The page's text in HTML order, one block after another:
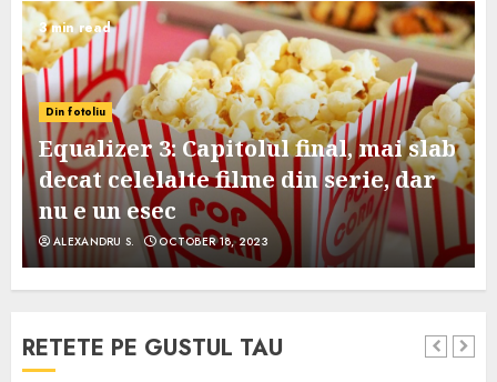
3 min read
Din fotoliu
Equalizer 3: Capitolul final, mai slab
decat celelalte filme din serie, dar
nu e un esec
ALEXANDRU S. OCTOBER 18, 2023
RETETE PE GUSTUL TAU